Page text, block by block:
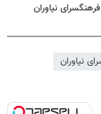
نیاوران
نیاوران